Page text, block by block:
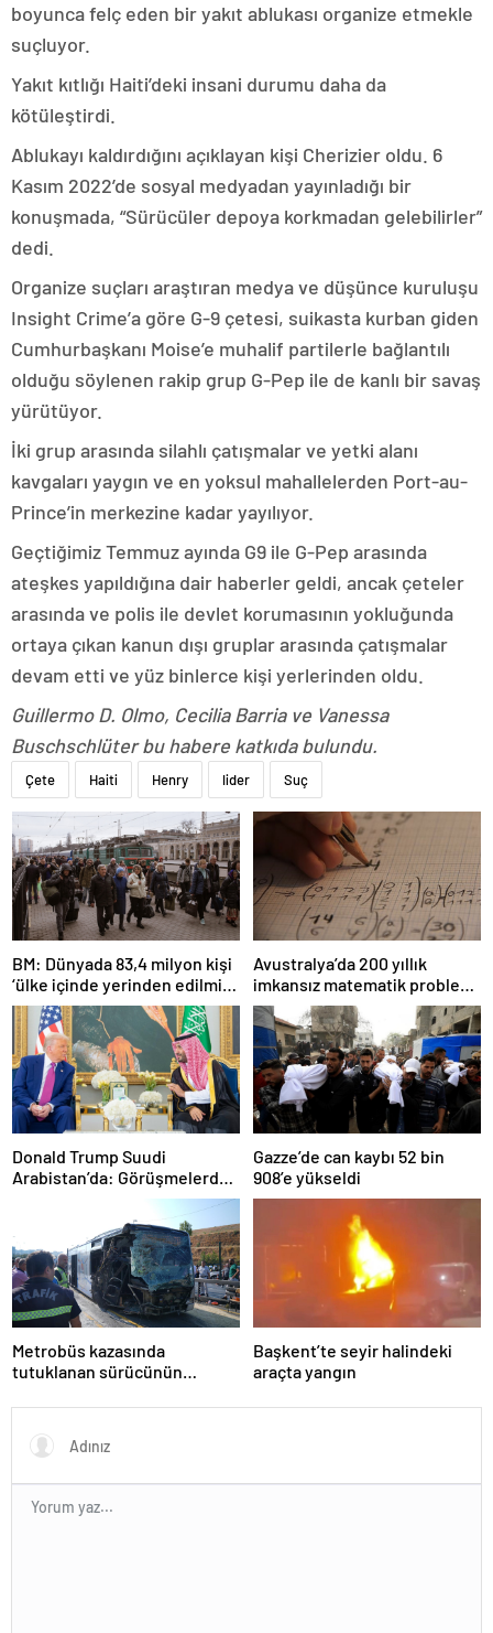
boyunca felç eden bir yakıt ablukası organize etmekle
suçluyor.
Yakıt kıtlığı Haiti’deki insani durumu daha da
kötüleştirdi.
Ablukayı kaldırdığını açıklayan kişi Cherizier oldu. 6
Kasım 2022’de sosyal medyadan yayınladığı bir
konuşmada, “Sürücüler depoya korkmadan gelebilirler”
dedi.
Organize suçları araştıran medya ve düşünce kuruluşu
Insight Crime’a göre G-9 çetesi, suikasta kurban giden
Cumhurbaşkanı Moise’e muhalif partilerle bağlantılı
olduğu söylenen rakip grup G-Pep ile de kanlı bir savaş
yürütüyor.
İki grup arasında silahlı çatışmalar ve yetki alanı
kavgaları yaygın ve en yoksul mahallelerden Port-au-
Prince’in merkezine kadar yayılıyor.
Geçtiğimiz Temmuz ayında G9 ile G-Pep arasında
ateşkes yapıldığına dair haberler geldi, ancak çeteler
arasında ve polis ile devlet korumasının yokluğunda
ortaya çıkan kanun dışı gruplar arasında çatışmalar
devam etti ve yüz binlerce kişi yerlerinden oldu.
Guillermo D. Olmo, Cecilia Barria ve Vanessa
Buschschlüter bu habere katkıda bulundu.
Çete Haiti Henry lider Suç
BM: Dünyada 83,4 milyon kişi
‘ülke içinde yerinden edilmiş’
olarak yaşıyor
Avustralya’da 200 yıllık
imkansız matematik problemi
çözüldü
Donald Trump Suudi
Arabistan’da: Görüşmelerde
Gazze’de can kaybı 52 bin
908’e yükseldi
Metrobüs kazasında
tutuklanan sürücünün
Başkent’te seyir halindeki
araçta yangın